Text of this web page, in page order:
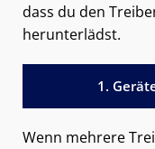
dass du den
herunterlädst.
1.
Wenn mehrere